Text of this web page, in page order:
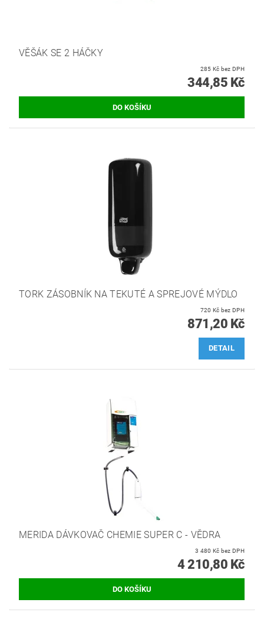
VĚŠÁK SE 2 HÁČKY
285 Kč bez DPH
344,85 Kč
TORK ZÁSOBNÍK NA TEKUTÉ A SPREJOVÉ MÝDLO
720 Kč bez DPH
871,20 Kč
DETAIL
MERIDA DÁVKOVAČ CHEMIE SUPER C - VĚDRA
3 480 Kč bez DPH
4 210,80 Kč